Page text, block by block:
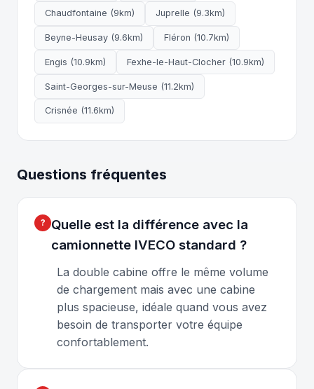
Chaudfontaine (9km) Juprelle (9.3km)
Beyne-Heusay (9.6km) Fléron (10.7km)
Engis (10.9km) Fexhe-le-Haut-Clocher (10.9km)
Saint-Georges-sur-Meuse (11.2km)
Crisnée (11.6km)
Questions fréquentes
Quelle est la différence avec la
camionnette IVECO standard ?
La double cabine offre le même volume
de chargement mais avec une cabine
plus spacieuse, idéale quand vous avez
besoin de transporter votre équipe
confortablement.